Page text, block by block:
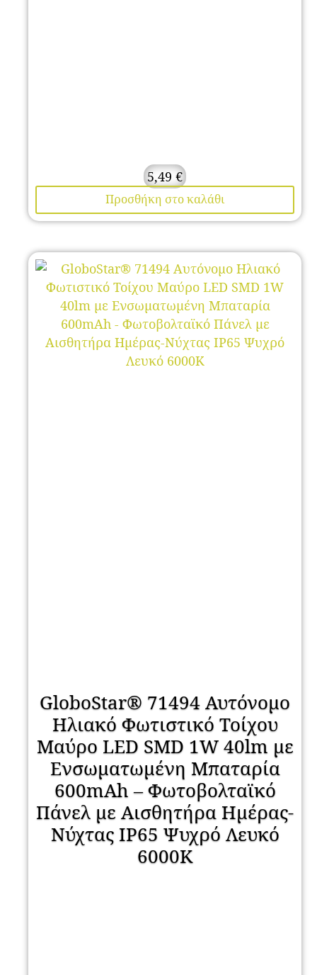
5,49 €
Προσθήκη στο καλάθι
GloboStar® 71494 Αυτόνομο
Ηλιακό Φωτιστικό Τοίχου
Μαύρο LED SMD 1W 40lm με
Ενσωματωμένη Μπαταρία
600mAh – Φωτοβολταϊκό
Πάνελ με Αισθητήρα Ημέρας-
Νύχτας IP65 Ψυχρό Λευκό
6000K